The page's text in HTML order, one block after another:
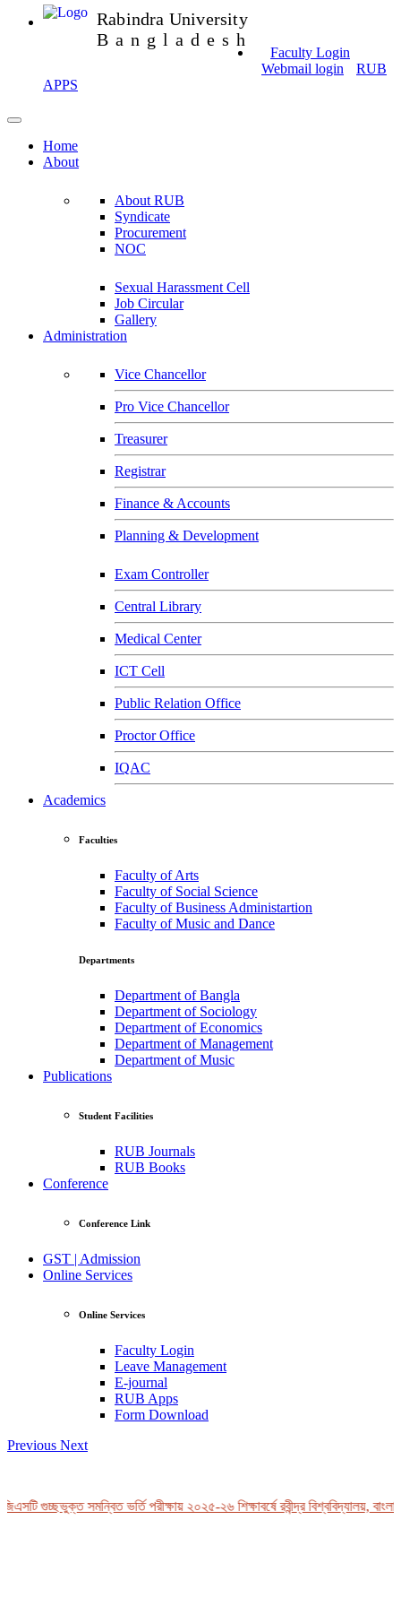
Rabindra University
Bangladesh
Faculty Login
Webmail login
RUB
APPS
Home
About
About RUB
Syndicate
Procurement
NOC
Sexual Harassment Cell
Job Circular
Gallery
Administration
Vice Chancellor
Pro Vice Chancellor
Treasurer
Registrar
Finance & Accounts
Planning & Development
Exam Controller
Central Library
Medical Center
ICT Cell
Public Relation Office
Proctor Office
IQAC
Academics
Faculties
Faculty of Arts
Faculty of Social Science
Faculty of Business Administartion
Faculty of Music and Dance
Departments
Department of Bangla
Department of Sociology
Department of Economics
Department of Management
Department of Music
Publications
Student Facilities
RUB Journals
RUB Books
Conference
Conference Link
GST | Admission
Online Services
Online Services
Faculty Login
Leave Management
E-journal
RUB Apps
Form Download
Previous Next
গুচ্ছভুক্ত সমন্বিত ভর্তি পরীক্ষায় ২০২৫-২৬ শিক্ষাবর্ষে রবীন্দ্র বিশ্ববিদ্যালয়,